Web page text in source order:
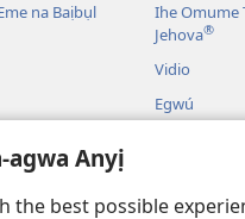
agwa Anyị
the best possible
na Baịbụl
Ihe Omume
Jehova®
Vidio
Egwú